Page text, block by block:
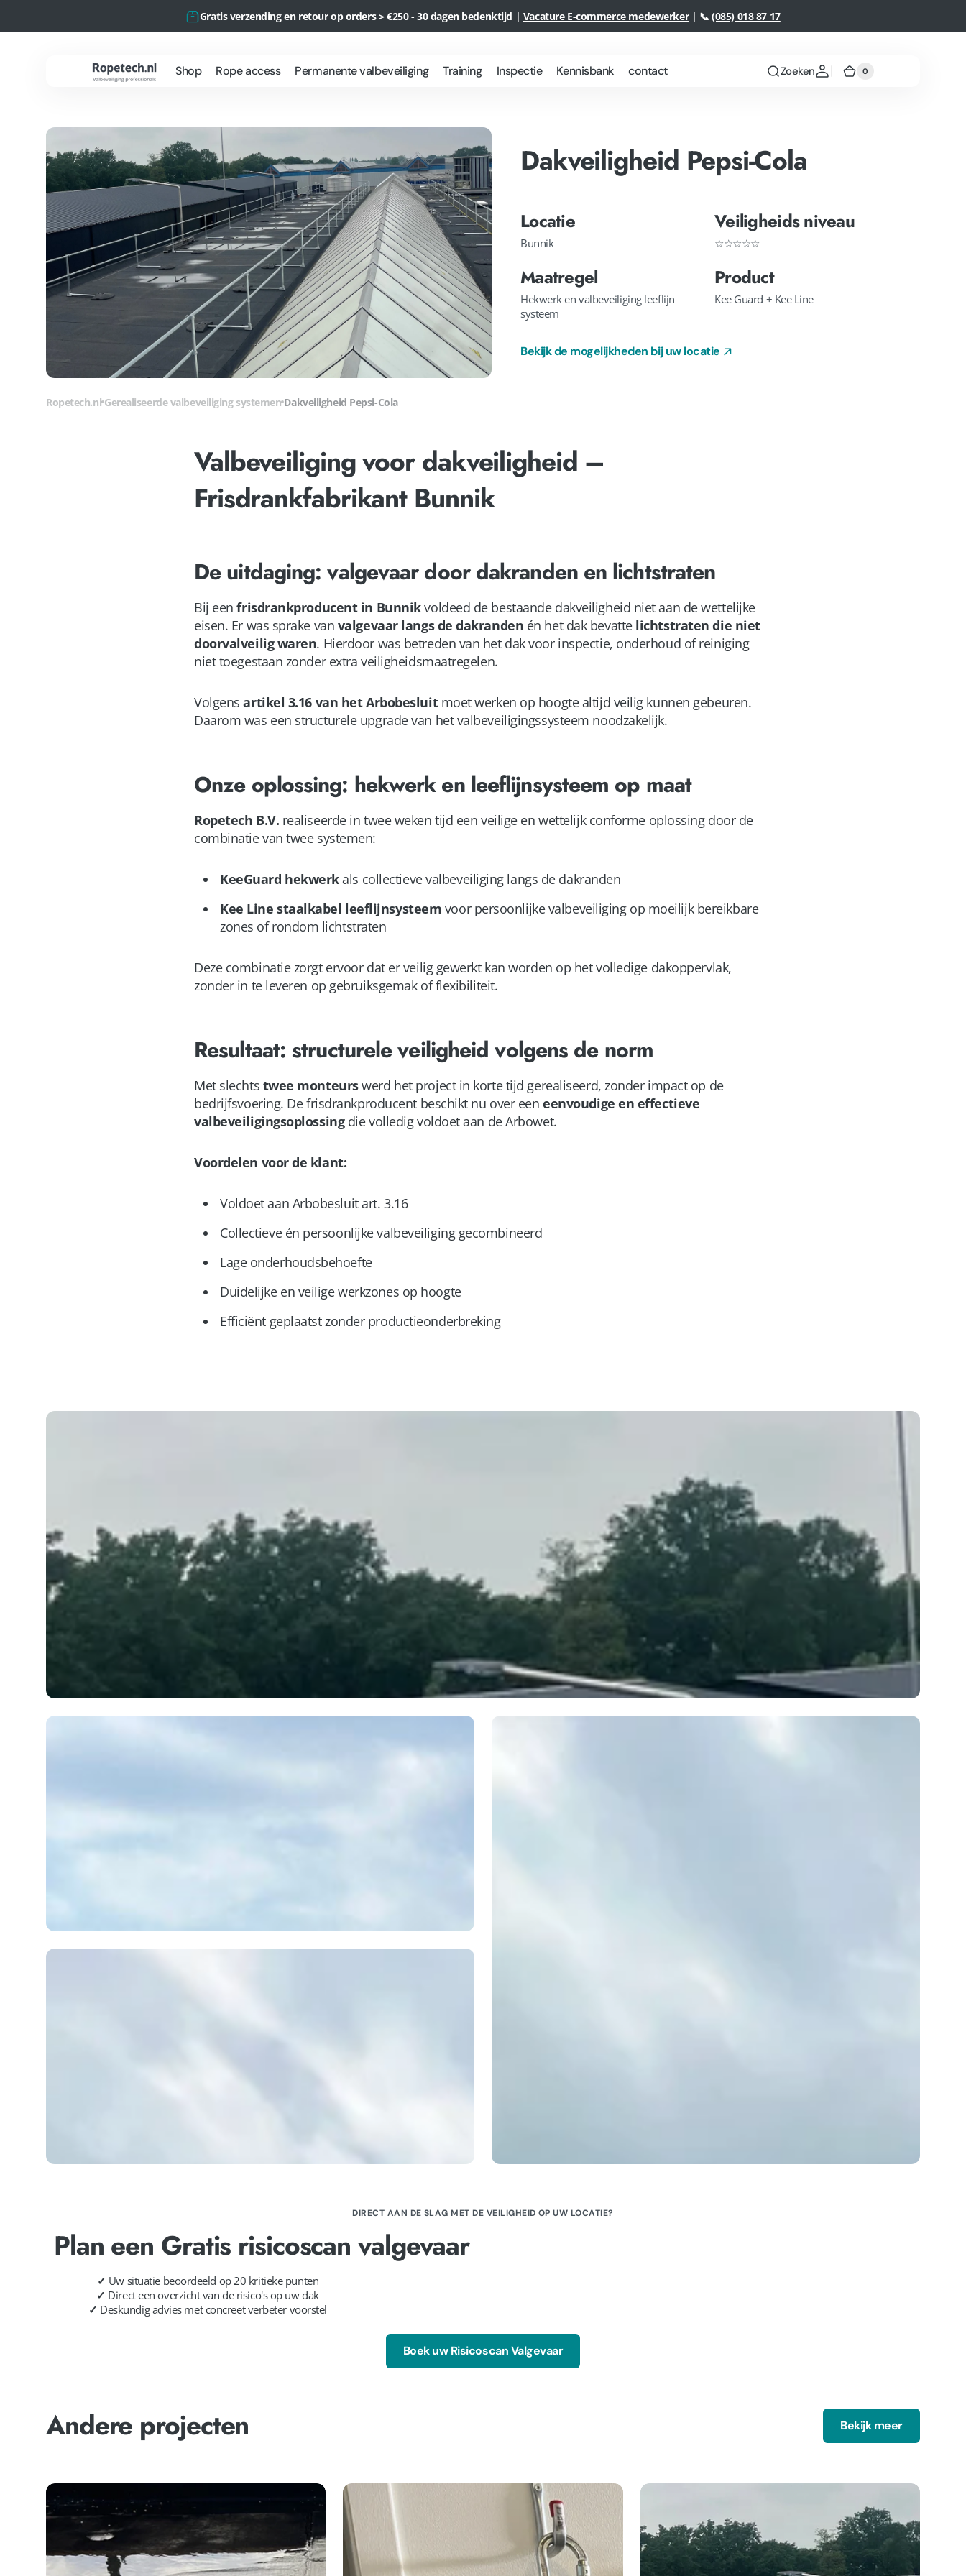
content
Gratis verzending en retour op orders > €250 - 30 dagen bedenktijd | Vacature E-commerce medewerker| 📞(085) 018 87 17
Ropetech.nl Shop Rope access
Rope
Voordelen
Rope
Access
Is Rope
access
veilig?
huren
Werkzaamheden
Projecten
Permanente valbeveiliging
Leeflijn
langs de
dakrand
Leeflijn
met
anti
pendule
ankers
ankers
Mobiele
Projecten
Meer informatie
Training Inspectie Kennisbank contact Zoeken Winkelwagen
0
0
Dakveiligheid Pepsi-Cola
Locatie
Bunnik
Veiligheids niveau
☆☆☆☆☆
Maatregel
Hekwerk en valbeveiliging leeflijn
systeem
Product
Kee Guard + Kee Line
Bekijk de mogelijkheden bij uw locatie
Ropetech.nl Gerealiseerde valbeveiliging systemen Dakveiligheid Pepsi-Cola
Valbeveiliging voor dakveiligheid –
Frisdrankfabrikant Bunnik
De uitdaging: valgevaar door dakranden en lichtstraten
Bij eenfrisdrankproducent in Bunnikvoldeed de bestaande dakveiligheid niet aan de wettelijke
eisen. Er was sprake van valgevaar langs de dakranden én het dak bevatte lichtstraten die niet
doorvalveilig waren. Hierdoor was betreden van het dak voor inspectie, onderhoud of reiniging
niet toegestaan zonder extra veiligheidsmaatregelen.
Volgensartikel 3.16 van het Arbobesluitmoet werken op hoogte altijd veilig kunnen gebeuren.
Daarom was een structurele upgrade van het valbeveiligingssysteem noodzakelijk.
Onze oplossing: hekwerk en leeflijnsysteem op maat
Ropetech B.V. realiseerde in twee weken tijd een veilige en wettelijk conforme oplossing door de
combinatie van twee systemen:
KeeGuard hekwerkals collectieve valbeveiliging langs de dakranden
Kee Line staalkabel leeflijnsysteem voor persoonlijke valbeveiliging op moeilijk bereikbare
zones of rondom lichtstraten
Deze combinatie zorgt ervoor dat er veilig gewerkt kan worden op het volledige dakoppervlak,
zonder in te leveren op gebruiksgemak of flexibiliteit.
Resultaat: structurele veiligheid volgens de norm
Met slechts twee monteurswerd het project in korte tijd gerealiseerd, zonder impact op de
bedrijfsvoering. De frisdrankproducent beschikt nu over eeneenvoudige en effectieve
valbeveiligingsoplossingdie volledig voldoet aan de Arbowet.
Voordelen voor de klant:
Voldoet aan Arbobesluit art. 3.16
Collectieve én persoonlijke valbeveiliging gecombineerd
Lage onderhoudsbehoefte
Duidelijke en veilige werkzones op hoogte
Efficiënt geplaatst zonder productieonderbreking
DIRECT AAN DE SLAG MET DE VEILIGHEID OP UW LOCATIE?
Plan een Gratis risicoscan valgevaar
✓ Uw situatie beoordeeld op 20 kritieke punten
✓ Direct een overzicht van de risico's op uw dak
✓ Deskundig advies met concreet verbeter voorstel
Boek uw Risicoscan Valgevaar
Andere projecten Bekijk meer